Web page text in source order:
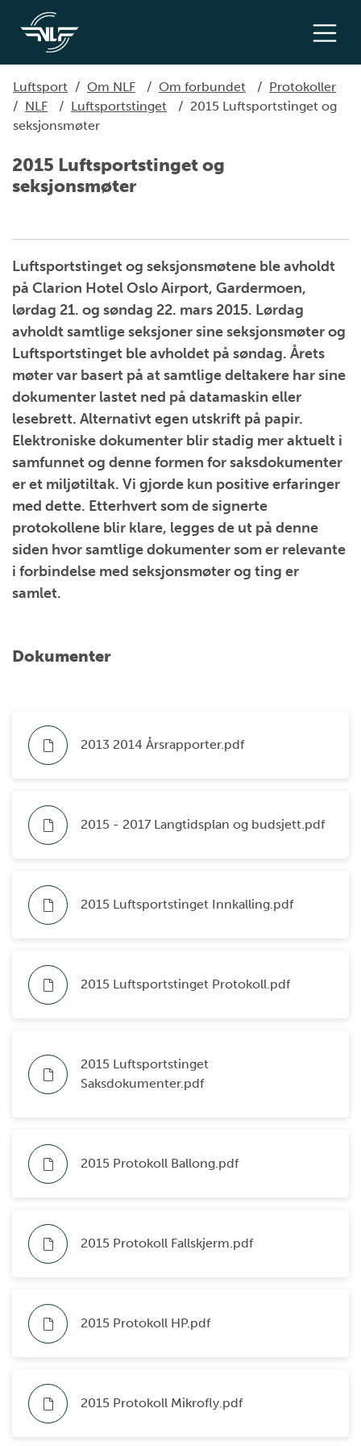
Luftsport / Om NLF / Om forbundet / Protokoller
/ NLF / Luftsportstinget / 2015 Luftsportstinget og
seksjonsmøter
2015 Luftsportstinget og
seksjonsmøter
Luftsportstinget og seksjonsmøtene ble avholdt
på Clarion Hotel Oslo Airport, Gardermoen,
lørdag 21. og søndag 22. mars 2015. Lørdag
avholdt samtlige seksjoner sine seksjonsmøter og
Luftsportstinget ble avholdet på søndag. Årets
møter var basert på at samtlige deltakere har sine
dokumenter lastet ned på datamaskin eller
lesebrett. Alternativt egen utskrift på papir.
Elektroniske dokumenter blir stadig mer aktuelt i
samfunnet og denne formen for saksdokumenter
er et miljøtiltak. Vi gjorde kun positive erfaringer
med dette. Etterhvert som de signerte
protokollene blir klare, legges de ut på denne
siden hvor samtlige dokumenter som er relevante
i forbindelse med seksjonsmøter og ting er
samlet.
Dokumenter
2013 2014 Årsrapporter.pdf
2015 - 2017 Langtidsplan og budsjett.pdf
2015 Luftsportstinget Innkalling.pdf
2015 Luftsportstinget Protokoll.pdf
2015 Luftsportstinget
Saksdokumenter.pdf
2015 Protokoll Ballong.pdf
2015 Protokoll Fallskjerm.pdf
2015 Protokoll HP.pdf
2015 Protokoll Mikrofly.pdf